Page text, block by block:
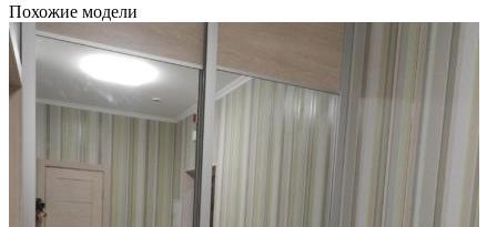
Похожие модели